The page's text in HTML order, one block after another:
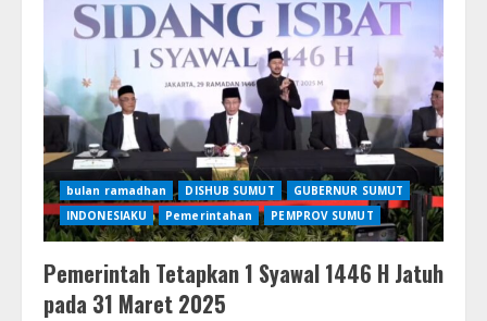
Lokasi
Salat
Idulfitri,
Dimeriahkan
Takbiran
dan
Pawai
Kendaraan
Hias
bulan ramadhan DISHUB SUMUT
GUBERNUR SUMUT
INDONESIAKU
Pemerintahan PEMPROV SUMUT
Pemerintah Tetapkan 1 Syawal 1446 H Jatuh
pada 31 Maret 2025